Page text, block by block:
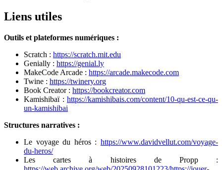
Liens utiles
Outils et plateformes numériques :
Scratch : https://scratch.mit.edu
Genially : https://genial.ly
MakeCode Arcade : https://arcade.makecode.com
Twine : https://twinery.org
Book Creator : https://bookcreator.com
Kamishibaï : https://kamishibais.com/content/10-qu-est-ce-qu-
un-kamishibai
Structures narratives :
Le voyage du héros : https://www.davidvellut.com/voyage-
du-heros/
Les cartes à histoires de Propp :